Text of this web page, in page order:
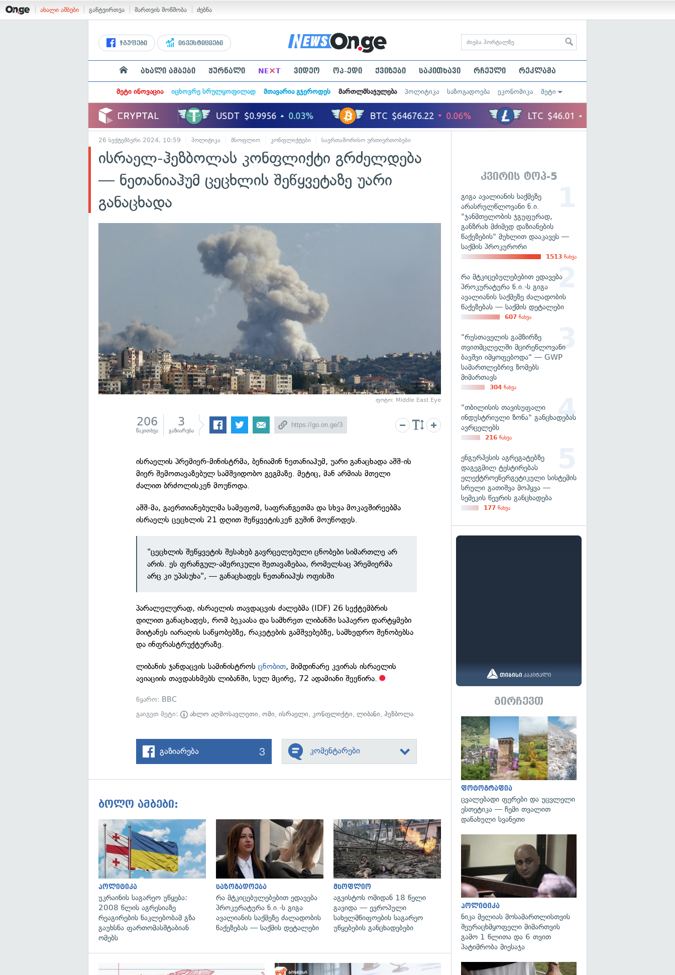
ახალი ამბები განტვირთვა მართვის მოწმობა ძებნა
ჯგუფები ინვესტიციები
ახალი ამბები ჟურნალი NE×T ვიდეო ოპ-ედი ქვიზები საკითხავი რჩეული რეკლამა
მეტი ინოვაცია იცხოვრე სრულყოფილად მთავარია გჯეროდეს მართლმსაჯულება პოლიტიკა საზოგადოება ეკონომიკა მეტი
26 სექტემბერი 2024, 10:59 პოლიტიკა მსოფლიო კონფლიქტები საერთაშორისო ურთიერთობები
ისრაელ-ჰეზბოლას კონფლიქტი გრძელდება
— ნეთანიაჰუმ ცეცხლის შეწყვეტაზე უარი
განაცხადა
ფოტო: Middle East Eye
206
წაკითხვა
3
გაზიარება
ისრაელის პრემიერ-მინისტრმა, ბენიამინ ნეთანიაჰუმ, უარი განაცხადა აშშ-ის
მიერ შემოთავაზებულ სამშვიდობო გეგმაზე. მეტიც, მან არმიას მთელი
ძალით ბრძოლისკენ მოუწოდა.
აშშ-მა, გაერთიანებულმა სამეფომ, საფრანგეთმა და სხვა მოკავშირეებმა
ისრაელს ცეცხლის 21 დღით შეწყვეტისკენ გუშინ მოუწოდეს.
"ცეცხლის შეწყვეტის შესახებ გავრცელებული ცნობები სიმართლე არ
არის. ეს ფრანგულ-ამერიკული შეთავაზებაა, რომელსაც პრემიერმა
არც კი უპასუხა", — განაცხადეს ნეთანიაჰუს ოფისში
პარალელურად, ისრაელის თავდაცვის ძალებმა (IDF) 26 სექტემბრის
დილით განაცხადეს, რომ ბეკაასა და სამხრეთ ლიბანში საჰაერო დარტყმები
მიიტანეს იარაღის საწყობებზე, რაკეტების გამშვებებზე, სამხედრო შენობებსა
და ინფრასტრუქტურაზე.
ლიბანის ჯანდაცვის სამინისტროსცნობით, მიმდინარე კვირას ისრაელის
ავიაციის თავდასხმებს ლიბანში, სულ მცირე, 72 ადამიანი შეეწირა.
წყარო: BBC
გაიგეთ მეტი:
ახლო აღმოსავლეთი,ომი,ისრაელი,კონფლიქტი,ლიბანი,ჰეზბოლა
გაზიარება 3 კომენტარები
ბოლო ამბები:
გადახედვა
პოლიტიკა
უკრაინის საგარეო უწყება:
2008 წლის აგრესიაზე
რეაგირების ნაკლებობამ გზა
გაუხსნა ფართომასშტაბიან
ომებს
გადახედვა
საზოგადოება
რა მტკიცებულებებით ედავება
პროკურატურა ნ.ი.-ს გიგა
ავალიანის საქმეზე ძალადობის
წაქეზებას — საქმის დეტალები
მსოფლიო
აგვისტოს ომიდან 18 წელი
გავიდა — ევროპული
სახელმწიფოების საგარეო
უწყებების განცხადებები
კვირის ტოპ-5
გიგა ავალიანის საქმეზე
არასრულწლოვანი ნ.ი.
"ჯანმთელობის ჯგუფურად,
განზრახ მძიმედ დაზიანების
წაქეზების" მუხლით დააკავეს —
საქმის პროკურორი
1513 ნახვა
რა მტკიცებულებებით ედავება
პროკურატურა ნ.ი.-ს გიგა
ავალიანის საქმეზე ძალადობის
წაქეზებას — საქმის დეტალები
607 ნახვა
"რუსთაველის გამზირზე
თვითმცლელში მცირეწლოვანი
ბავშვი იმყოფებოდა" — GWP
სამართლებრივ ზომებს
მიმართავს
304 ნახვა
"თბილისის თავისუფალი
ინდუსტრიული ზონა" განცხადებას
ავრცელებს
216 ნახვა
ენგურჰესის აგრეგატებზე
დაგეგმილ ტესტირებას
ელექტროენერგეტიკული სისტემის
სრული გათიშვა მოჰყვა —
სემეკის წევრის განცხადება
177 ნახვა
გირჩევთ
ფოტოგრაფია
ცვალებადი ფერები და უცვლელი
ესთეტიკა — ჩემი თვალით
დანახული სვანეთი
პოლიტიკა
ნიკა მელიას მოსამართლისთვის
შეურაცხმყოფელი მიმართვის
გამო 1 წლითა და 6 თვით
პატიმრობა მიესაჯა